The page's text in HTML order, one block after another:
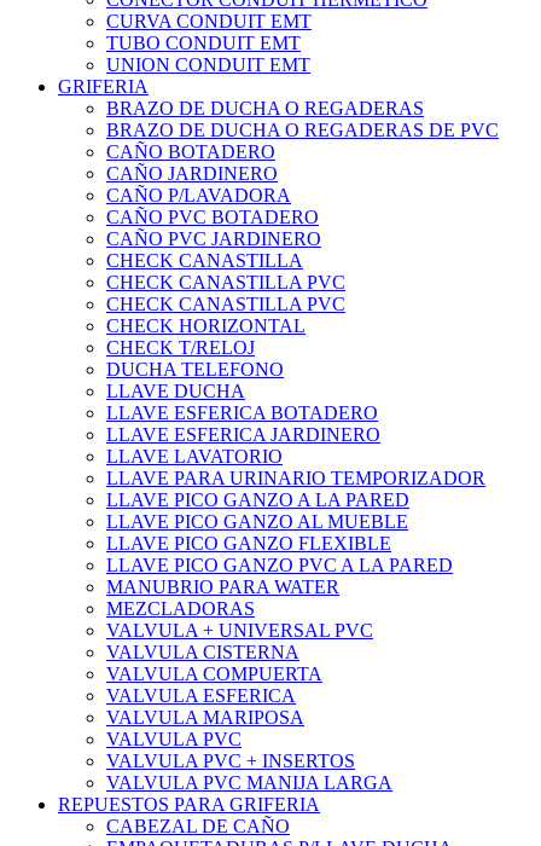
CURVA CONDUIT EMT
TUBO CONDUIT EMT
UNION CONDUIT EMT
GRIFERIA
BRAZO DE DUCHA O REGADERAS
BRAZO DE DUCHA O REGADERAS DE PVC
CAÑO BOTADERO
CAÑO JARDINERO
CAÑO P/LAVADORA
CAÑO PVC BOTADERO
CAÑO PVC JARDINERO
CHECK CANASTILLA
CHECK CANASTILLA PVC
CHECK CANASTILLA PVC
CHECK HORIZONTAL
CHECK T/RELOJ
DUCHA TELEFONO
LLAVE DUCHA
LLAVE ESFERICA BOTADERO
LLAVE ESFERICA JARDINERO
LLAVE LAVATORIO
LLAVE PARA URINARIO TEMPORIZADOR
LLAVE PICO GANZO A LA PARED
LLAVE PICO GANZO AL MUEBLE
LLAVE PICO GANZO FLEXIBLE
LLAVE PICO GANZO PVC A LA PARED
MANUBRIO PARA WATER
MEZCLADORAS
VALVULA + UNIVERSAL PVC
VALVULA CISTERNA
VALVULA COMPUERTA
VALVULA ESFERICA
VALVULA MARIPOSA
VALVULA PVC
VALVULA PVC + INSERTOS
VALVULA PVC MANIJA LARGA
REPUESTOS PARA GRIFERIA
CABEZAL DE CAÑO